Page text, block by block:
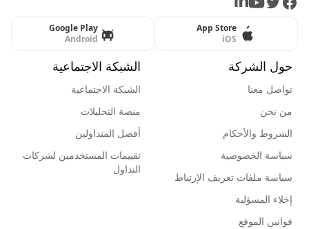
App Store
iOS
Google Play
Android
حول الشركة
تواصل معنا
من نحن
الشروط والأحكام
سياسة الخصوصية
سياسة ملفات تعريف الإرتباط
إخلاء المسؤلية
قوانين الموقع
الشبكة الاجتماعية
الشبكة الاجتماعية
منصة التحليلات
أفضل المتداولين
تقييمات المستخدمين لشركات
التداول